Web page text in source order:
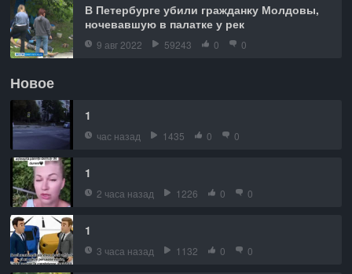
В Петербурге убили гражданку Молдовы,
ночевавшую в палатке у рек
9 авг 2022 59243 0 0
Новое
1
час назад 1435 0 0
1
2 часа назад 1226 0 0
1
3 часа назад 1132 0 0